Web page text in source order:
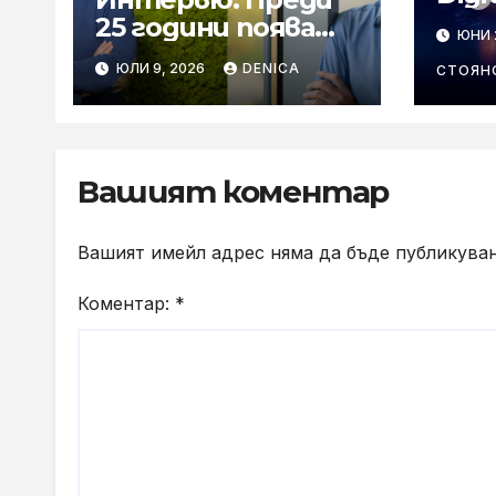
25 години появата
на Globul постави
началото на
реалната
ЮЛИ 9, 2026 DENICA
то
ЮНИ
Вашият коментар
Вашият имейл адрес няма да бъде
Коментар: *